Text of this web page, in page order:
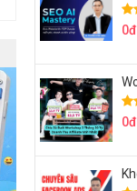
0đ
0đ